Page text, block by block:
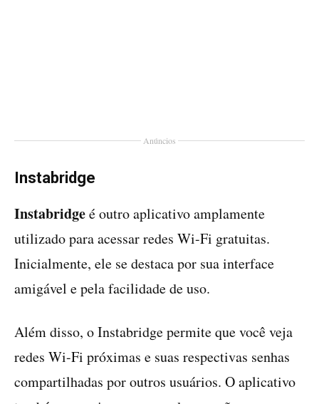
Anúncios
Instabridge
Instabridgeé outro aplicativo amplamente
utilizado para acessar redes Wi-Fi gratuitas.
Inicialmente, ele se destaca por sua interface
amigável e pela facilidade de uso.
Além disso, o Instabridge permite que você veja
redes Wi-Fi próximas e suas respectivas senhas
compartilhadas por outros usuários. O aplicativo